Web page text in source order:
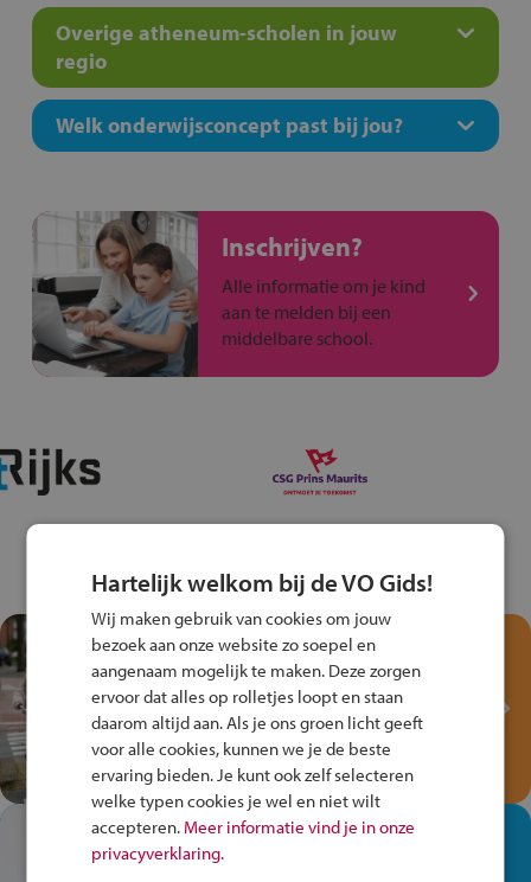
Overige atheneum-scholen in jouw
regio
Welk onderwijsconcept past bij jou?
Inschrijven?
Alle informatie om je kind
aan te melden bij een
middelbare school.
Test je kennis met het
Fiets Veilig
Verkeersspel!
Speel het Fiets Veilig Verkeersspel
en win een Cortina-fiets!
In de winkel ben je op je
plek!
Hartelijk welkom bij de VO Gids!
Wij maken gebruik van cookies om jouw
bezoek aan onze website zo soepel en
aangenaam mogelijk te maken. Deze zorgen
ervoor dat alles op rolletjes loopt en staan
daarom altijd aan. Als je ons groen licht geeft
voor alle cookies, kunnen we je de beste
ervaring bieden. Je kunt ook zelf selecteren
welke typen cookies je wel en niet wilt
accepteren. Meer informatie vind je in onze
privacyverklaring.